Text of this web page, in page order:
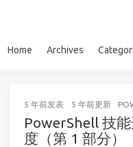
Home Archives
5 年前发表 5 年前更新
PowerShell 技
度（第 1 部分）